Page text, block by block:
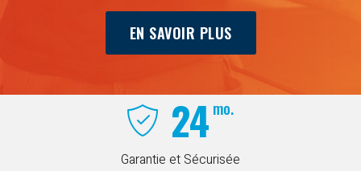
EN SAVOIR PLUS
24 mo.
Garantie et Sécurisée